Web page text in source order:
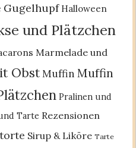
Gugelhupf Halloween
und Plätzchen
Marmelade und
ObstMuffin Muffin
Pralinen und
Tarte Rezensionen
Sirup & Liköre Tarte